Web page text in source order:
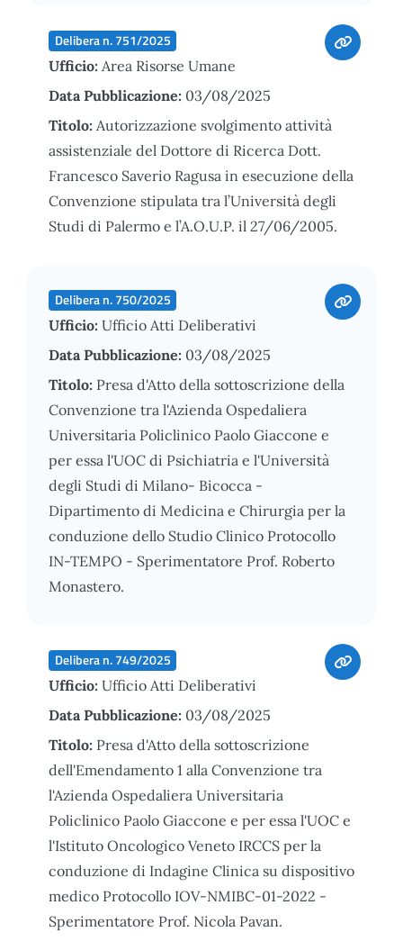
Delibera n. 751/2025
Ufficio: Area Risorse Umane
Data Pubblicazione: 03/08/2025
Titolo: Autorizzazione svolgimento attività
assistenziale del Dottore di Ricerca Dott.
Francesco Saverio Ragusa in esecuzione della
Convenzione stipulata tra l’Università degli
Studi di Palermo e l’A.O.U.P. il 27/06/2005.
Delibera n. 750/2025
Ufficio: Ufficio Atti Deliberativi
Data Pubblicazione: 03/08/2025
Titolo: Presa d'Atto della sottoscrizione della
Convenzione tra l'Azienda Ospedaliera
Universitaria Policlinico Paolo Giaccone e
per essa l'UOC di Psichiatria e l'Università
degli Studi di Milano- Bicocca -
Dipartimento di Medicina e Chirurgia per la
conduzione dello Studio Clinico Protocollo
IN-TEMPO - Sperimentatore Prof. Roberto
Monastero.
Delibera n. 749/2025
Ufficio: Ufficio Atti Deliberativi
Data Pubblicazione: 03/08/2025
Titolo: Presa d'Atto della sottoscrizione
dell'Emendamento 1 alla Convenzione tra
l'Azienda Ospedaliera Universitaria
Policlinico Paolo Giaccone e per essa l'UOC e
l'Istituto Oncologico Veneto IRCCS per la
conduzione di Indagine Clinica su dispositivo
medico Protocollo IOV-NMIBC-01-2022 -
Sperimentatore Prof. Nicola Pavan.